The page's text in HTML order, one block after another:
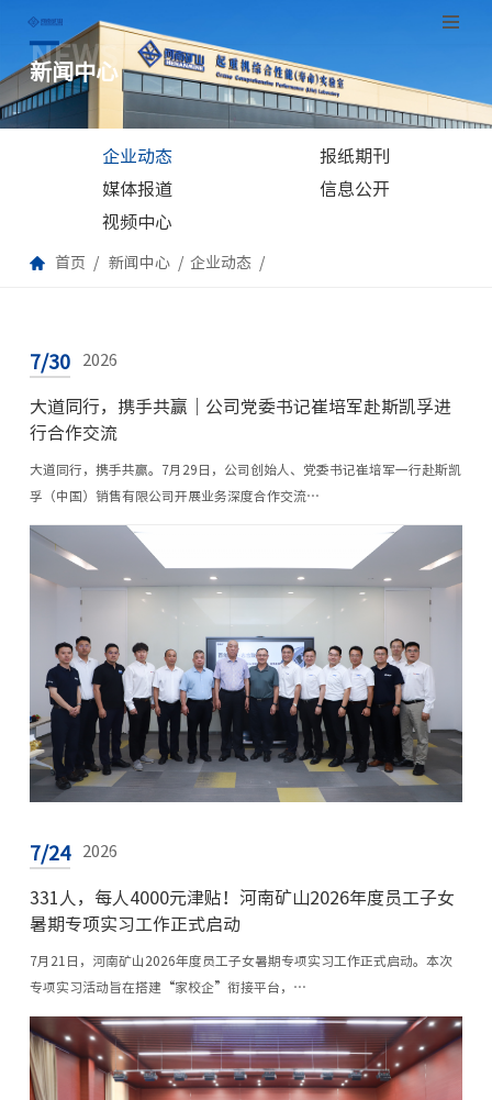
跳
至
正
NEWS
新闻中心
企业动态
报纸期刊
媒体报道
信息公开
视频中心
首页 新闻中心 企业动态
7/30 2026
大道同行，携手共赢｜公司党委书记崔培军赴斯凯孚进
行合作交流
大道同行，携手共赢。7月29日，公司创始人、党委书记崔培军一行赴斯凯
孚（中国）销售有限公司开展业务深度合作交流…
7/24 2026
331人，每人4000元津贴！河南矿山2026年度员工子女
暑期专项实习工作正式启动
7月21日，河南矿山2026年度员工子女暑期专项实习工作正式启动。本次
专项实习活动旨在搭建“家校企”衔接平台，…